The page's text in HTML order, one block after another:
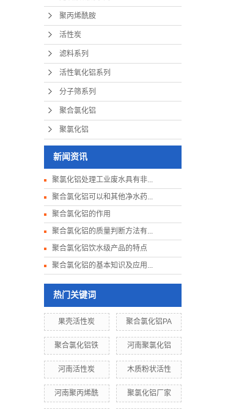
聚丙烯酰胺
活性炭
滤料系列
活性氧化铝系列
分子筛系列
聚合氯化铝
聚氯化铝
新闻资讯
聚氯化铝处理工业废水具有非...
聚合氯化铝可以和其他净水药...
聚合氯化铝的作用
聚合氯化铝的质量判断方法有...
聚合氯化铝饮水级产品的特点
聚合氯化铝的基本知识及应用...
热门关键词
果壳活性炭 聚合氯化铝PA
聚合氯化铝铁 河南聚氯化铝
河南活性炭 木质粉状活性
河南聚丙烯酰 聚氯化铝厂家